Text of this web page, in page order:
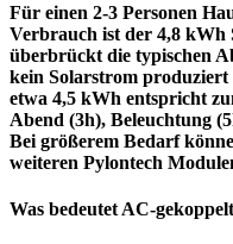
Für einen 2-3 Personen
Verbrauch ist der 4,8 kWh
überbrückt die typischen
kein Solarstrom
etwa 4,5 kWh entspricht
Abend (3h), Beleuchtung
Bei größerem Bedarf
weiteren Pylontech
Was bedeutet AC-